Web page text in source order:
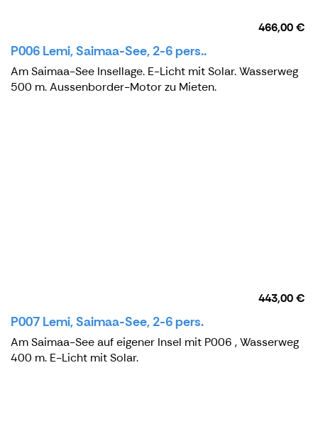
466,00 €
P006 Lemi, Saimaa-See, 2-6 pers..
Am Saimaa-See Insellage. E-Licht mit Solar. Wasserweg
500 m. Aussenborder-Motor zu Mieten.
443,00 €
P007 Lemi, Saimaa-See, 2-6 pers.
Am Saimaa-See auf eigener Insel mit P006 , Wasserweg
400 m. E-Licht mit Solar.